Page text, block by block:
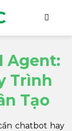
Agent:
Trình
Tạo
chatbot hay